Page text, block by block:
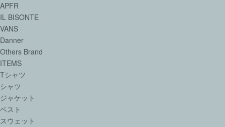
APFR
IL BISONTE
VANS
Danner
Others Brand
ITEMS
Tシャツ
シャツ
ジャケット
ベスト
スウェット